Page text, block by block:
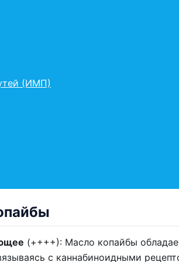
(ИМП)
(++++): Масло копайбы
с каннабиноидными